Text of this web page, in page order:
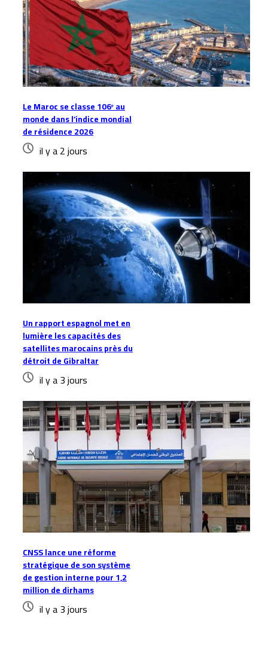
Le Maroc se classe 106ᵉ au
monde dans l’indice mondial
de résidence 2026
il y a 2 jours
Un rapport espagnol met en
lumière les capacités des
satellites marocains près du
détroit de Gibraltar
il y a 3 jours
CNSS lance une réforme
stratégique de son système
de gestion interne pour 1,2
million de dirhams
il y a 3 jours